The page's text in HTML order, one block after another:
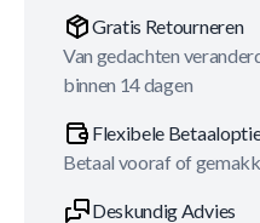
Gratis Retourneren
Van gedachten
binnen 14 dagen
Flexibele
Betaal vooraf of
Deskundig Advies